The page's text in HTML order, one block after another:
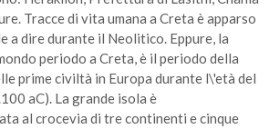
Tracce di vita umana a Creta è apparso
a dire durante il Neolitico. Eppure, la
periodo a Creta, è il periodo della
prime civiltà in Europa durante l\'età del
aC). La grande isola è
al crocevia di tre continenti e cinque